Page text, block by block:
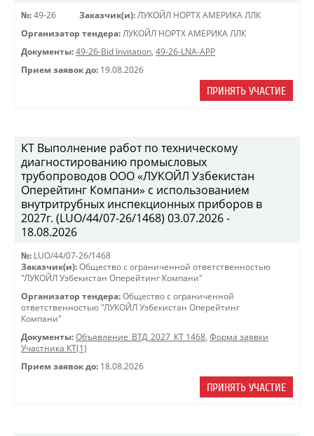
№: 49-26 Заказчик(и): ЛУКОЙЛ НОРТХ АМЕРИКА ЛЛК
Организатор тендера: ЛУКОЙЛ НОРТХ АМЕРИКА ЛЛК
Документы: 49-26-Bid Invitation, 49-26-LNA-APP
Прием заявок до: 19.08.2026
ПРИНЯТЬ УЧАСТИЕ
КТ Выполнение работ по техническому
диагностированию промысловых
трубопроводов ООО «ЛУКОЙЛ Узбекистан
Оперейтинг Компани» с использованием
внутритрубных инспекционных приборов в
2027г. (LUO/44/07-26/1468) 03.07.2026 -
18.08.2026
№: LUO/44/07-26/1468
Заказчик(и): Общество с ограниченной ответственностью
"ЛУКОЙЛ Узбекистан Оперейтинг Компани"
Организатор тендера: Общество с ограниченной
ответственностью "ЛУКОЙЛ Узбекистан Оперейтинг
Компани"
Документы: Объявление_ВТД_2027_КТ 1468, Форма заявки
Участника КТ(1)
Прием заявок до: 18.08.2026
ПРИНЯТЬ УЧАСТИЕ